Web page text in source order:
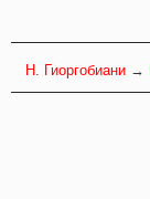
Н. Гиоргобиани →